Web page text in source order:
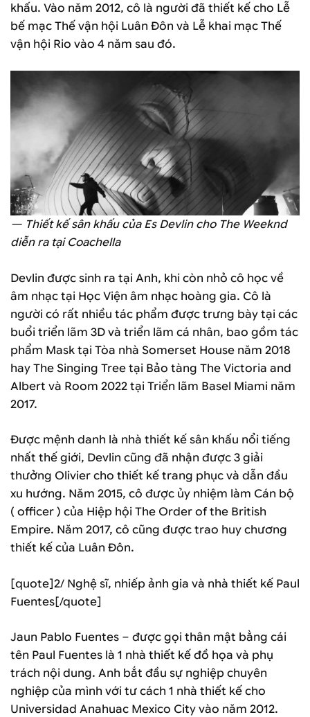
khấu. Vào năm 2012, cô là người đã thiết kế cho Lễ
bế mạc Thế vận hội Luân Đôn và Lễ khai mạc Thế
vận hội Rio vào 4 năm sau đó.
— Thiết kế sân khấu của Es Devlin cho The Weeknd
diễn ra tại Coachella
Devlin được sinh ra tại Anh, khi còn nhỏ cô học về
âm nhạc tại Học Viện âm nhạc hoàng gia. Cô là
người có rất nhiều tác phẩm được trưng bày tại các
buổi triển lãm 3D và triển lãm cá nhân, bao gồm tác
phẩm Mask tại Tòa nhà Somerset House năm 2018
hay The Singing Tree tại Bảo tàng The Victoria and
Albert và Room 2022 tại Triển lãm Basel Miami năm
2017.
Được mệnh danh là nhà thiết kế sân khấu nổi tiếng
nhất thế giới, Devlin cũng đã nhận được 3 giải
thưởng Olivier cho thiết kế trang phục và dẫn đầu
xu hướng. Năm 2015, cô được ủy nhiệm làm Cán bộ
( officer ) của Hiệp hội The Order of the British
Empire. Năm 2017, cô cũng được trao huy chương
thiết kế của Luân Đôn.
[quote]2/ Nghệ sĩ, nhiếp ảnh gia và nhà thiết kế Paul
Fuentes[/quote]
Jaun Pablo Fuentes – được gọi thân mật bằng cái
tên Paul Fuentes là 1 nhà thiết kế đồ họa và phụ
trách nội dung. Anh bắt đầu sự nghiệp chuyên
nghiệp của mình với tư cách 1 nhà thiết kế cho
Universidad Anahuac Mexico City vào năm 2012.